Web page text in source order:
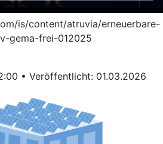
is/content/atruvia/erneuerbare-
gema-frei-012025
• Veröffentlicht: 01.03.2026